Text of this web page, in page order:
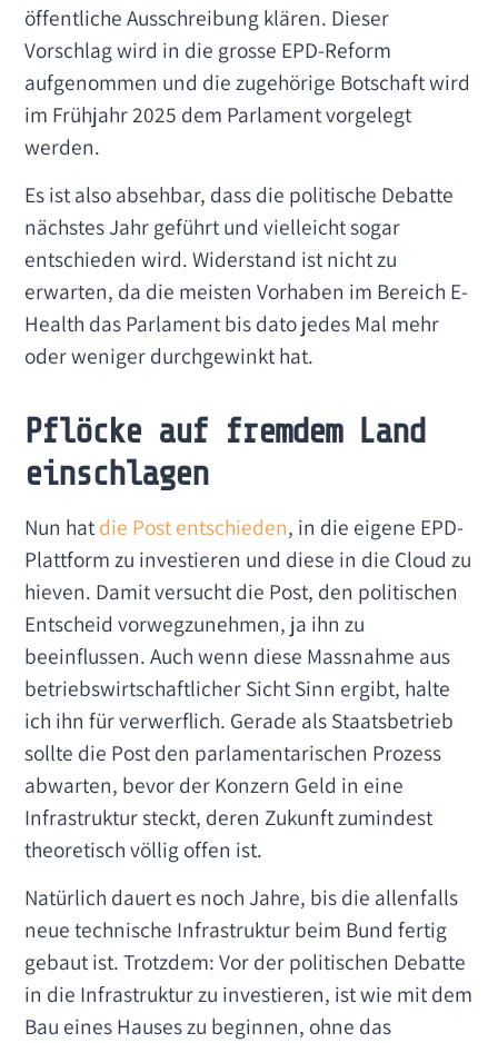
öffentliche Ausschreibung klären. Dieser
Vorschlag wird in die grosse EPD-Reform
aufgenommen und die zugehörige Botschaft wird
im Frühjahr 2025 dem Parlament vorgelegt
werden.
Es ist also absehbar, dass die politische Debatte
nächstes Jahr geführt und vielleicht sogar
entschieden wird. Widerstand ist nicht zu
erwarten, da die meisten Vorhaben im Bereich E-
Health das Parlament bis dato jedes Mal mehr
oder weniger durchgewinkt hat.
Pflöcke auf fremdem Land
einschlagen
Nun hatdie Post entschieden, in die eigene EPD-
Plattform zu investieren und diese in die Cloud zu
hieven. Damit versucht die Post, den politischen
Entscheid vorwegzunehmen, ja ihn zu
beeinflussen. Auch wenn diese Massnahme aus
betriebswirtschaftlicher Sicht Sinn ergibt, halte
ich ihn für verwerflich. Gerade als Staatsbetrieb
sollte die Post den parlamentarischen Prozess
abwarten, bevor der Konzern Geld in eine
Infrastruktur steckt, deren Zukunft zumindest
theoretisch völlig offen ist.
Natürlich dauert es noch Jahre, bis die allenfalls
neue technische Infrastruktur beim Bund fertig
gebaut ist. Trotzdem: Vor der politischen Debatte
in die Infrastruktur zu investieren, ist wie mit dem
Bau eines Hauses zu beginnen, ohne das